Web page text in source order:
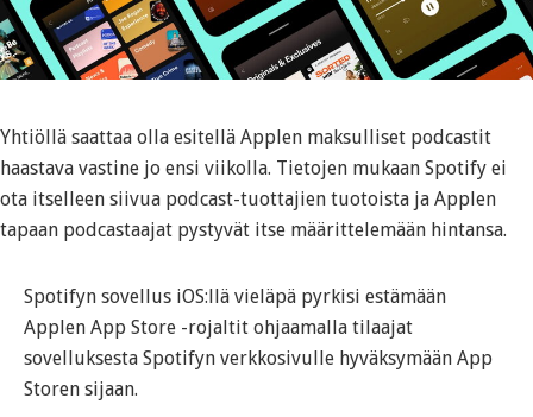
Yhtiöllä saattaa olla esitellä Applen maksulliset podcastit
haastava vastine jo ensi viikolla. Tietojen mukaan Spotify ei
ota itselleen siivua podcast-tuottajien tuotoista ja Applen
tapaan podcastaajat pystyvät itse määrittelemään hintansa.
Spotifyn sovellus iOS:llä vieläpä pyrkisi estämään
Applen App Store -rojaltit ohjaamalla tilaajat
sovelluksesta Spotifyn verkkosivulle hyväksymään App
Storen sijaan.